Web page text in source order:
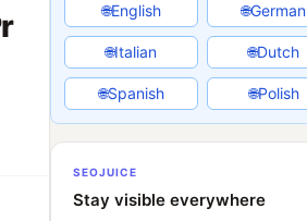
🌐English 🌐German
🌐Italian 🌐Dutch
🌐Spanish 🌐Polish
SEOJUICE
Stay visible everywhere